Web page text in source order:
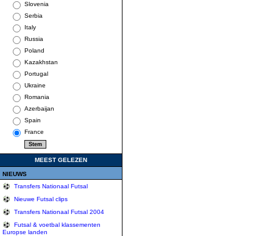
Slovenia
Serbia
Italy
Russia
Poland
Kazakhstan
Portugal
Ukraine
Romania
Azerbaijan
Spain
France
MEEST GELEZEN
NIEUWS
Transfers Nationaal Futsal
Nieuwe Futsal clips
Transfers Nationaal Futsal 2004
Futsal & voetbal klassementen
Europse landen